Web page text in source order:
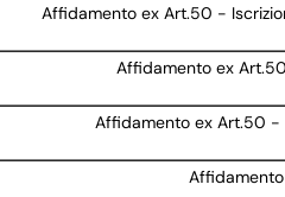
Affidamento ex Art.50 -
Affidamento ex
Affidamento ex Art.50 -